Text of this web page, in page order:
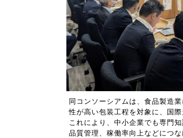
同コンソーシアムは、食品製造
性が高い包装工程を対象に、国
これにより、中小企業でも専門
品質管理、稼働率向上などにつな